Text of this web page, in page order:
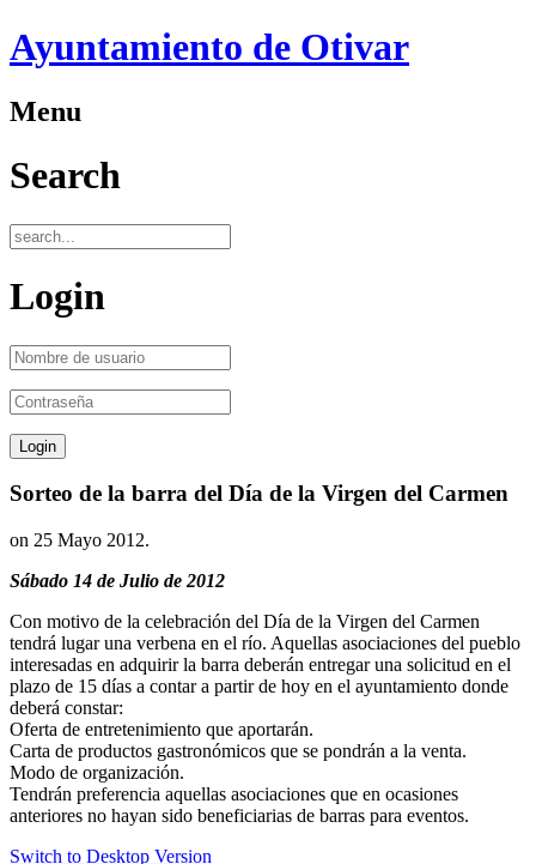
Ayuntamiento de Otivar
Menu
Search
Login
Sorteo de la barra del Día de la Virgen del Carmen
on 25 Mayo 2012.
Sábado 14 de Julio de 2012
Con motivo de la celebración del Día de la Virgen del Carmen
tendrá lugar una verbena en el río. Aquellas asociaciones del pueblo
interesadas en adquirir la barra deberán entregar una solicitud en el
plazo de 15 días a contar a partir de hoy en el ayuntamiento donde
deberá constar:
Oferta de entretenimiento que aportarán.
Carta de productos gastronómicos que se pondrán a la venta.
Modo de organización.
Tendrán preferencia aquellas asociaciones que en ocasiones
anteriores no hayan sido beneficiarias de barras para eventos.
Switch to Desktop Version